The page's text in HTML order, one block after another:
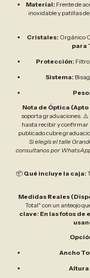
Material: Frente de
inoxidable y patillas
Cristales: Orgánico
para
Protección:
Sistema:
Peso:
Nota de Óptica
soporta graduaciones. ⚠️
hasta recibir y confirmar
publicado cubre
Si elegís el talle
consultanos por
📦 Qué incluye la caja:
Medidas Reales
Total" con un anteojo
clave: En las fotos de
Ancho
Altura